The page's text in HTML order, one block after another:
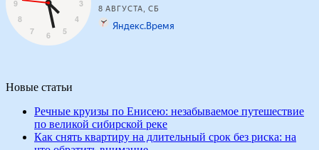
Новые статьи
Речные круизы по Енисею: незабываемое путешествие
по великой сибирской реке
Как снять квартиру на длительный срок без риска: на